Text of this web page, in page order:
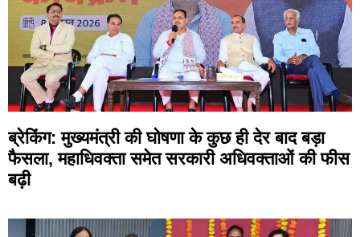
ब्रेकिंग: मुख्यमंत्री की घोषणा के कुछ ही देर बाद बड़ा
फैसला, महाधिवक्ता समेत सरकारी अधिवक्ताओं की फीस
बढ़ी